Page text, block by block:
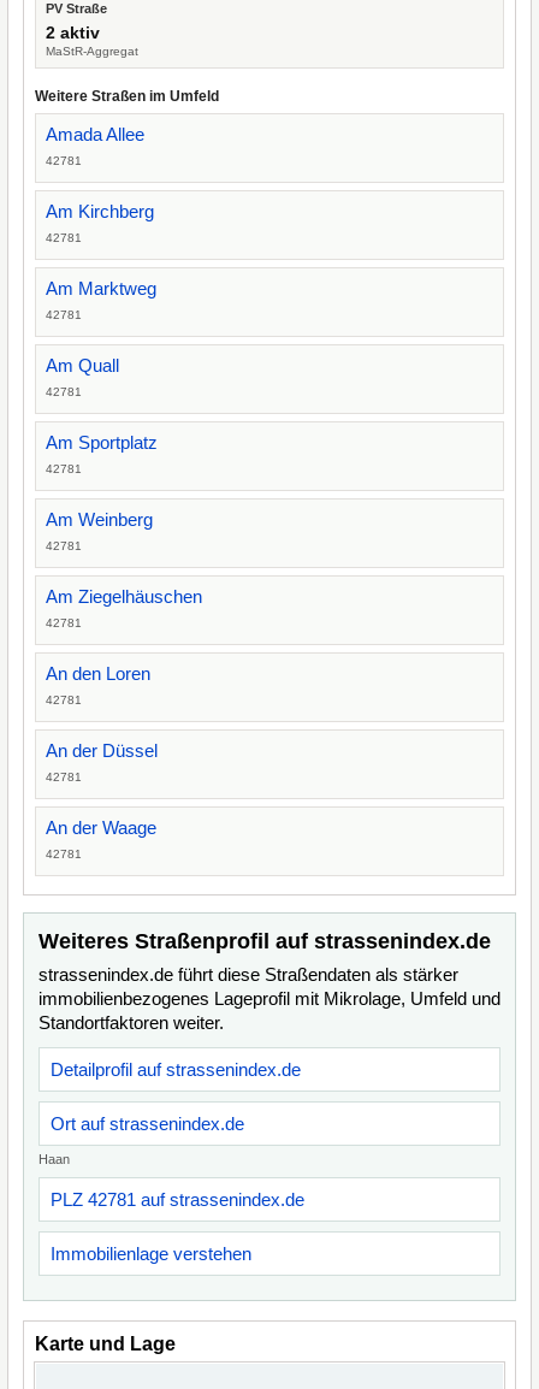
PV Straße
2 aktiv
MaStR-Aggregat
Weitere Straßen im Umfeld
Amada Allee
42781
Am Kirchberg
42781
Am Marktweg
42781
Am Quall
42781
Am Sportplatz
42781
Am Weinberg
42781
Am Ziegelhäuschen
42781
An den Loren
42781
An der Düssel
42781
An der Waage
42781
Weiteres Straßenprofil auf strassenindex.de
strassenindex.de führt diese Straßendaten als stärker
immobilienbezogenes Lageprofil mit Mikrolage, Umfeld und
Standortfaktoren weiter.
Detailprofil auf strassenindex.de
Ort auf strassenindex.de
Haan
PLZ 42781 auf strassenindex.de
Immobilienlage verstehen
Karte und Lage